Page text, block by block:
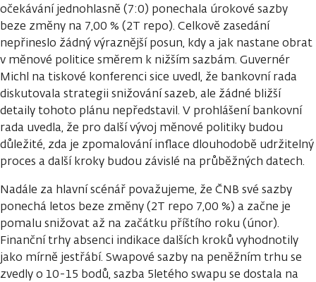
očekávání jednohlasně (7:0) ponechala úrokové sazby
beze změny na 7,00 % (2T repo). Celkově zasedání
nepřineslo žádný výraznější posun, kdy a jak nastane obrat
v měnové politice směrem k nižším sazbám. Guvernér
Michl na tiskové konferenci sice uvedl, že bankovní rada
diskutovala strategii snižování sazeb, ale žádné bližší
detaily tohoto plánu nepředstavil. V prohlášení bankovní
rada uvedla, že pro další vývoj měnové politiky budou
důležité, zda je zpomalování inflace dlouhodobě udržitelný
proces a další kroky budou závislé na průběžných datech.
Nadále za hlavní scénář považujeme, že ČNB své sazby
ponechá letos beze změny (2T repo 7,00 %) a začne je
pomalu snižovat až na začátku příštího roku (únor).
Finanční trhy absenci indikace dalších kroků vyhodnotily
jako mírně jestřábí. Swapové sazby na peněžním trhu se
zvedly o 10-15 bodů, sazba 5letého swapu se dostala na